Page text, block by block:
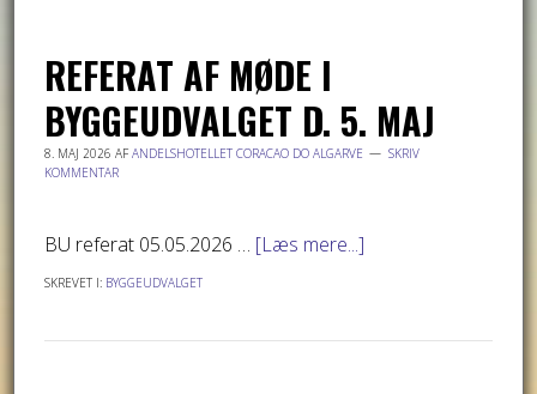
REFERAT AF MØDE I
BYGGEUDVALGET D. 5. MAJ
8. MAJ 2026 AFANDELSHOTELLET CORACAO DO ALGARVE
SKRIV
KOMMENTAR
BU referat 05.05.2026 … [Læs mere...]
SKREVET I: BYGGEUDVALGET